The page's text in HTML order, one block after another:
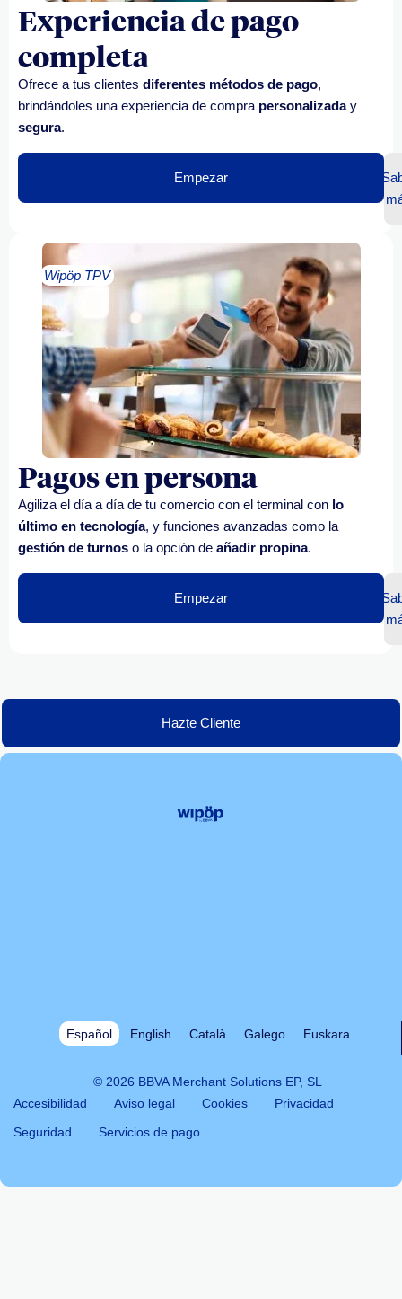
Experiencia de pago
completa
Ofrece a tus clientes diferentes métodos de pago,
brindándoles una experiencia de compra personalizaday
segura.
Empezar
Wipöp TPV
Pagos en persona
Agiliza el día a día de tu comercio con el terminal con lo
último en tecnología, y funciones avanzadas como la
gestión de turnos o la opción de añadir propina.
Empezar
Hazte Cliente
Español English Català Galego Euskara
© 2026 BBVA Merchant Solutions EP, SL
Accesibilidad
Aviso legal Cookies
Privacidad
Seguridad
Servicios de pago